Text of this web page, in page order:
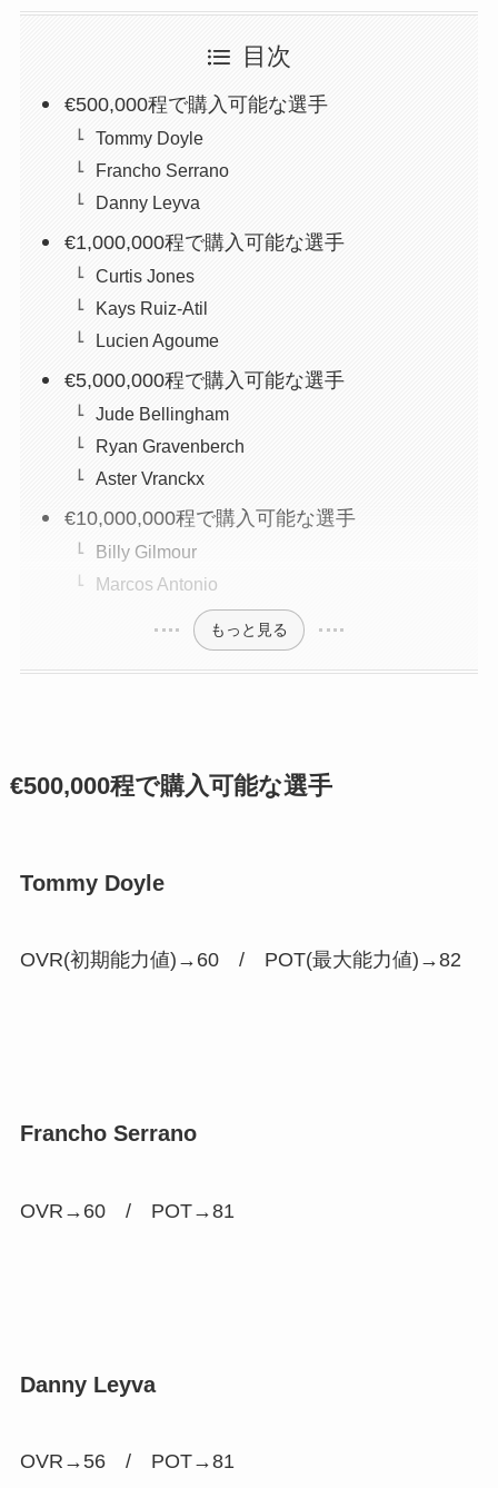
目次
€500,000程で購入可能な選手
Tommy Doyle
Francho Serrano
Danny Leyva
€1,000,000程で購入可能な選手
Curtis Jones
Kays Ruiz-Atil
Lucien Agoume
€5,000,000程で購入可能な選手
Jude Bellingham
Ryan Gravenberch
Aster Vranckx
€10,000,000程で購入可能な選手
Billy Gilmour
Marcos Antonio
もっと見る
€500,000程で購入可能な選手
Tommy Doyle
OVR(初期能力値)→60 / POT(最大能力値)→82
Francho Serrano
OVR→60 / POT→81
Danny Leyva
OVR→56 / POT→81